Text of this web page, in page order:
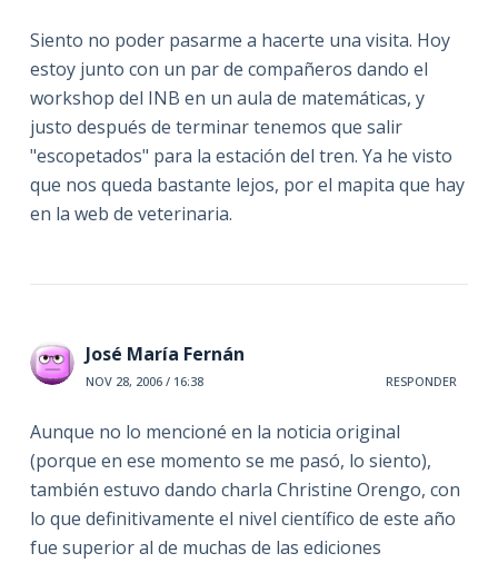
Siento no poder pasarme a hacerte una visita. Hoy
estoy junto con un par de compañeros dando el
workshop del INB en un aula de matemáticas, y
justo después de terminar tenemos que salir
"escopetados" para la estación del tren. Ya he visto
que nos queda bastante lejos, por el mapita que hay
en la web de veterinaria.
José María Fernán
NOV 28, 2006 / 16:38 RESPONDER
Aunque no lo mencioné en la noticia original
(porque en ese momento se me pasó, lo siento),
también estuvo dando charla Christine Orengo, con
lo que definitivamente el nivel científico de este año
fue superior al de muchas de las ediciones